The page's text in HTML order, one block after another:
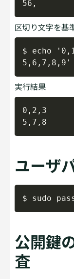
区切り文字を基
$ echo
実行結果
0,2,3
ユーザ
公開鍵
査